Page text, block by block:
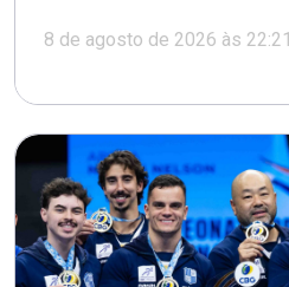
8 de agosto de 2026 às 22:21